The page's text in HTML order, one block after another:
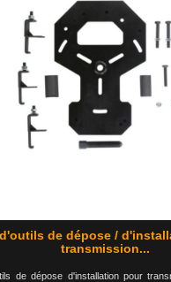
de dépose /
transmission...
de dépose d'installation pour